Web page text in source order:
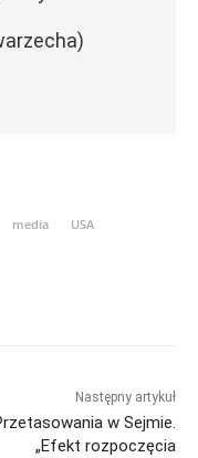
media
USA
Następny artykuł
w Sejmie.
„Efekt rozpoczęcia